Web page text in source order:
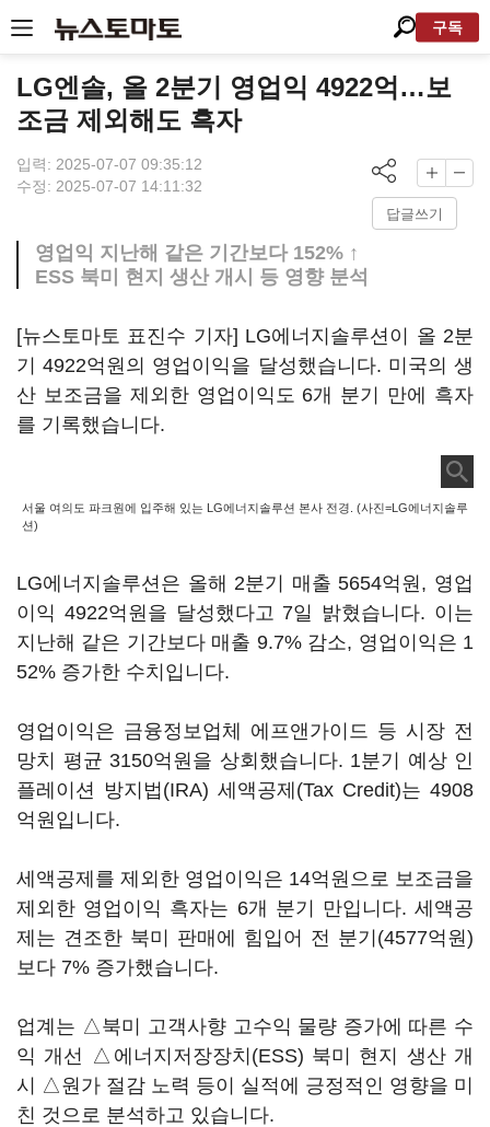
구독
LG엔솔, 올 2분기 영업익 4922억…보
조금 제외해도 흑자
입력: 2025-07-07 09:35:12
수정: 2025-07-07 14:11:32
답글쓰기
영업익 지난해 같은 기간보다 152% ↑
ESS 북미 현지 생산 개시 등 영향 분석
[뉴스토마토 표진수 기자] LG에너지솔루션이 올 2분
기 4922억원의 영업이익을 달성했습니다. 미국의 생
산 보조금을 제외한 영업이익도 6개 분기 만에 흑자
를 기록했습니다.
서울 여의도 파크원에 입주해 있는 LG에너지솔루션 본사 전경. (사진=LG에너지솔루
션)
LG에너지솔루션은 올해 2분기 매출 5654억원, 영업
이익 4922억원을 달성했다고 7일 밝혔습니다. 이는
지난해 같은 기간보다 매출 9.7% 감소, 영업이익은 1
52% 증가한 수치입니다.
영업이익은 금융정보업체 에프앤가이드 등 시장 전
망치 평균 3150억원을 상회했습니다. 1분기 예상 인
플레이션 방지법(IRA) 세액공제(Tax Credit)는 4908
억원입니다.
세액공제를 제외한 영업이익은 14억원으로 보조금을
제외한 영업이익 흑자는 6개 분기 만입니다. 세액공
제는 견조한 북미 판매에 힘입어 전 분기(4577억원)
보다 7% 증가했습니다.
업계는 △북미 고객사향 고수익 물량 증가에 따른 수
익 개선 △에너지저장장치(ESS) 북미 현지 생산 개
시 △원가 절감 노력 등이 실적에 긍정적인 영향을 미
친 것으로 분석하고 있습니다.